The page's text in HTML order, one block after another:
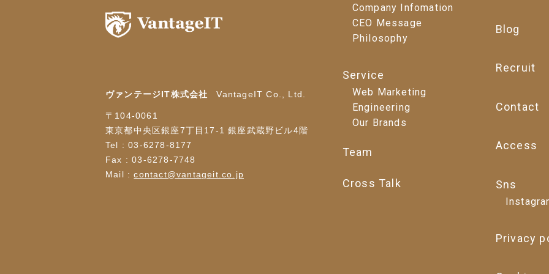
ヴァンテージIT株式会社 VantageIT Co., Ltd.
〒104-0061
東京都中央区銀座7丁目17-1 銀座武蔵野ビル4階
Tel : 03-6278-8177
Fax : 03-6278-7748
Mail :contact@vantageit.co.jp
Company Infomation
CEO Message
Philosophy
Service
Web Marketing
Engineering
Our Brands
Team
Cross Talk
Blog
Recruit
Contact
Access
Sns
Privacy